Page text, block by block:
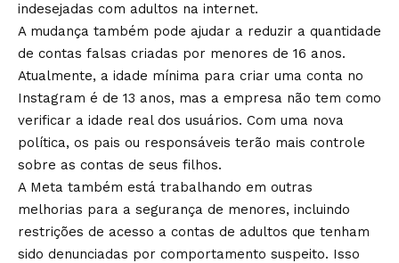
indesejadas com adultos na internet.
A mudança também pode ajudar a reduzir a quantidade
de contas falsas criadas por menores de 16 anos.
Atualmente, a idade mínima para criar uma conta no
Instagram é de 13 anos, mas a empresa não tem como
verificar a idade real dos usuários. Com uma nova
política, os pais ou responsáveis ​​terão mais controle
sobre as contas de seus filhos.
A Meta também está trabalhando em outras
melhorias para a segurança de menores, incluindo
restrições de acesso a contas de adultos que tenham
sido denunciadas por comportamento suspeito. Isso